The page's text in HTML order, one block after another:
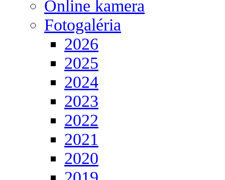
Online kamera
Fotogaléria
2026
2025
2024
2023
2022
2021
2020